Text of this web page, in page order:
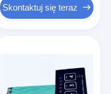
Skontaktuj się teraz